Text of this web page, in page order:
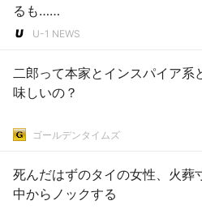
るも……
U-1 NEWS
二郎って本家とインスパイア系
味しいの？
ゴールデンタイムズ
死んだはずのタイの女性、火葬
中からノックする